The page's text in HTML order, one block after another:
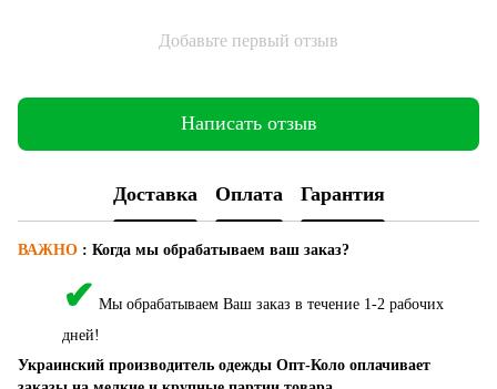
Добавьте первый отзыв
Написать отзыв
Доставка Оплата Гарантия
ВАЖНО : Когда мы обрабатываем ваш заказ?
✔ Мы обрабатываем Ваш заказ в течение 1-2 рабочих
дней!
Украинский производитель одежды Опт-Коло оплачивает